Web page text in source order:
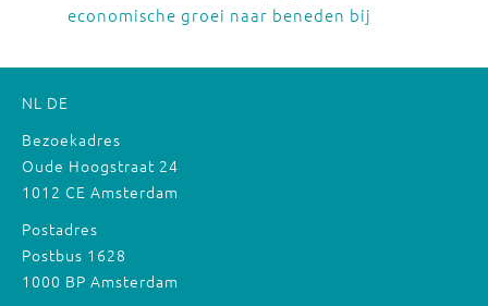
economische groei naar beneden bij
NL DE
Bezoekadres
Oude Hoogstraat 24
1012 CE Amsterdam
Postadres
Postbus 1628
1000 BP Amsterdam